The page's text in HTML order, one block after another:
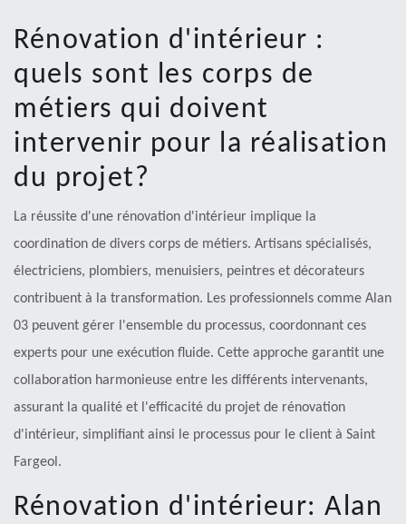
Rénovation d'intérieur :
quels sont les corps de
métiers qui doivent
intervenir pour la réalisation
du projet?
La réussite d'une rénovation d'intérieur implique la
coordination de divers corps de métiers. Artisans spécialisés,
électriciens, plombiers, menuisiers, peintres et décorateurs
contribuent à la transformation. Les professionnels comme Alan
03 peuvent gérer l'ensemble du processus, coordonnant ces
experts pour une exécution fluide. Cette approche garantit une
collaboration harmonieuse entre les différents intervenants,
assurant la qualité et l'efficacité du projet de rénovation
d'intérieur, simplifiant ainsi le processus pour le client à Saint
Fargeol.
Rénovation d'intérieur: Alan